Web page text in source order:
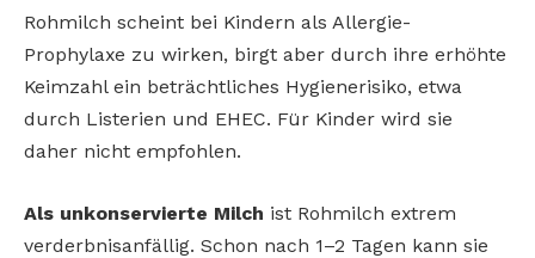
Rohmilch scheint bei Kindern als Allergie-
Prophylaxe zu wirken, birgt aber durch ihre erhöhte
Keimzahl ein beträchtliches Hygienerisiko, etwa
durch Listerien und EHEC. Für Kinder wird sie
daher nicht empfohlen.
Als unkonservierte Milch ist Rohmilch extrem
verderbnisanfällig. Schon nach 1–2 Tagen kann sie